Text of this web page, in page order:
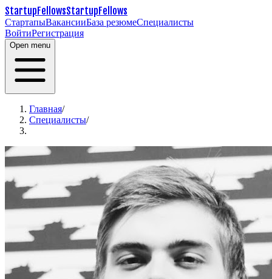
StartupFellowsStartupFellows
СтартапыВакансииБаза резюмеСпециалисты
ВойтиРегистрация
Open menu
Главная/
Специалисты/